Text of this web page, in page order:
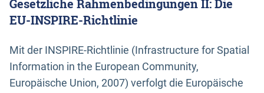
Gesetzliche Rahmenbedingungen II: Die
EU-INSPIRE-Richtlinie
Mit der INSPIRE-Richtlinie (Infrastructure for Spatial
Information in the European Community,
Europäische Union, 2007) verfolgt die Europäische